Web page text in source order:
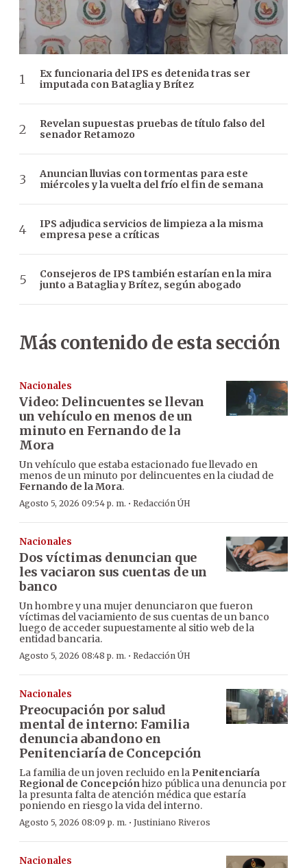
Ex funcionaria del IPS es detenida tras ser
imputada con Bataglia y Brítez
Revelan supuestas pruebas de título falso del
senador Retamozo
Anuncian lluvias con tormentas para este
miércoles y la vuelta del frío el fin de semana
IPS adjudica servicios de limpieza a la misma
empresa pese a críticas
Consejeros de IPS también estarían en la mira
junto a Bataglia y Brítez, según abogado
Más contenido de esta sección
Nacionales
Video: Delincuentes se llevan
un vehículo en menos de un
minuto en Fernando de la
Mora
Un vehículo que estaba estacionado fue llevado en
menos de un minuto por delincuentes en la ciudad de
Fernando de la Mora.
Agosto 5, 2026 09:54 p. m. · Redacción ÚH
Nacionales
Dos víctimas denuncian que
les vaciaron sus cuentas de un
banco
Un hombre y una mujer denunciaron que fueron
víctimas del vaciamiento de sus cuentas de un banco
luego de acceder supuestamente al sitio web de la
entidad bancaria.
Agosto 5, 2026 08:48 p. m. · Redacción ÚH
Nacionales
Preocupación por salud
mental de interno: Familia
denuncia abandono en
Penitenciaría de Concepción
La familia de un joven recluido en la Penitenciaría
Regional de Concepciónhizo pública una denuncia por
la presunta falta de atención médica que estaría
poniendo en riesgo la vida del interno.
Agosto 5, 2026 08:09 p. m. · Justiniano Riveros
Nacionales